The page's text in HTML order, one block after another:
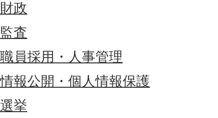
財政
監査
職員採用・人事管理
情報公開・個人情報保護
選挙